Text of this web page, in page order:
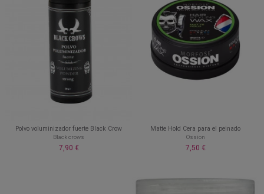
Polvo voluminizador fuerte Black Crow
Black crows
7,90 €
Matte Hold Cera para el peinado
Ossion
7,50 €